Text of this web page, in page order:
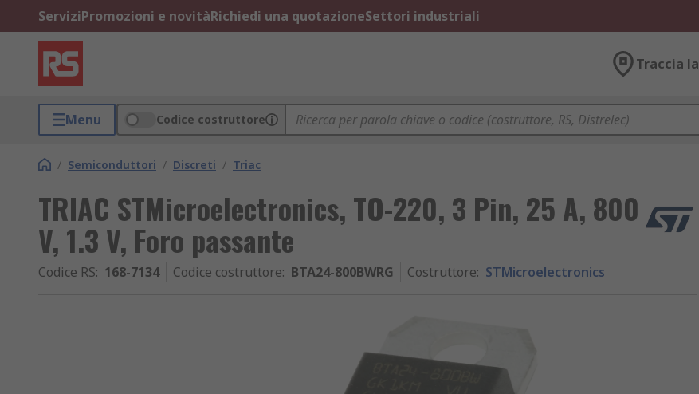
ServiziPromozioni e novitàRichiedi una quotazioneSettori industriali
Traccia
Menu Codice costruttore
/ Semiconduttori / Discreti / Triac
TRIAC STMicroelectronics, TO-220, 3 Pin, 25 A, 800
V, 1.3 V, Foro passante
Codice RS: 168-7134 Codice costruttore: BTA24-800BWRG Costruttore: STMicroelectronics